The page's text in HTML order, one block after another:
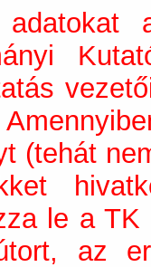
(tehát
le a
az